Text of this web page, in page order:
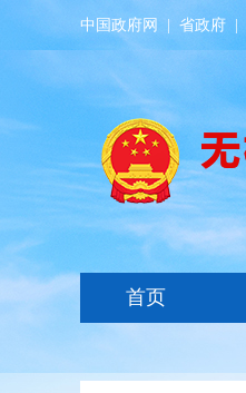
中国政府网 省政府